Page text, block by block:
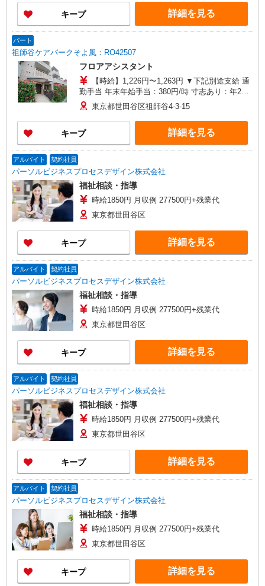
キープ 詳細を見る
パート
祖師谷ケアパークそよ風：RO42507
フロアアシスタント
【時給】1,226円〜1,263円 ▼下記別途支給 通
勤手当 年末年始手当：380円/時 寸志あり：年2回
（6月・12月） ※業績による ※処遇改善手当は試
用期間中(3ヶ月)は支給なし
東京都世田谷区祖師谷4-3-15
キープ 詳細を見る
アルバイト 契約社員
パーソルビジネスプロセスデザイン株式会社
福祉相談・指導
時給1850円 月収例 277500円+残業代
東京都世田谷区
キープ 詳細を見る
アルバイト 契約社員
パーソルビジネスプロセスデザイン株式会社
福祉相談・指導
時給1850円 月収例 277500円+残業代
東京都世田谷区
キープ 詳細を見る
アルバイト 契約社員
パーソルビジネスプロセスデザイン株式会社
福祉相談・指導
時給1850円 月収例 277500円+残業代
東京都世田谷区
キープ 詳細を見る
アルバイト 契約社員
パーソルビジネスプロセスデザイン株式会社
福祉相談・指導
時給1850円 月収例 277500円+残業代
東京都世田谷区
キープ 詳細を見る